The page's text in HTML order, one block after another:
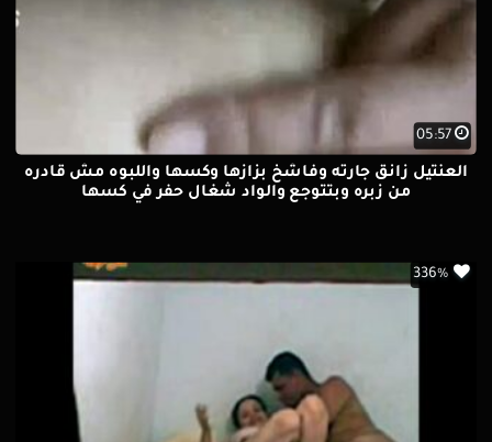
05:57
العنتيل زانق جارته وفاشخ بزازها وكسها واللبوه مش قادره
من زبره وبتتوجع والواد شغال حفر في كسها
336%